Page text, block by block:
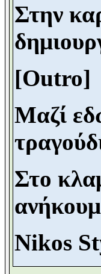
Στην
[Outro]
Μαζί
Στο
Nikos